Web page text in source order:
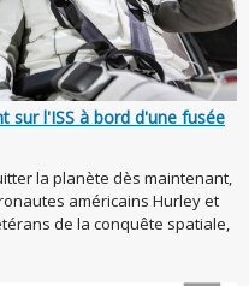
sur l'ISS à bord d'une fusée
la planète dès maintenant,
américains Hurley et
de la conquête spatiale,